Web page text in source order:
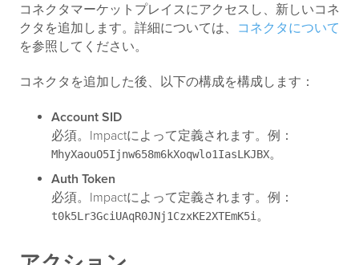
コネクタマーケットプレイスにアクセスし、新しいコネ
クタを追加します。詳細については、 コネクタについて
を参照してください。
コネクタを追加した後、以下の構成を構成します：
Account SID
必須。Impactによって定義されます。例：
MhyXaouO5Ijnw658m6kXoqwlo1IasLKJBX。
Auth Token
必須。Impactによって定義されます。例：
t0k5Lr3GciUAqR0JNj1CzxKE2XTEmK5i 。